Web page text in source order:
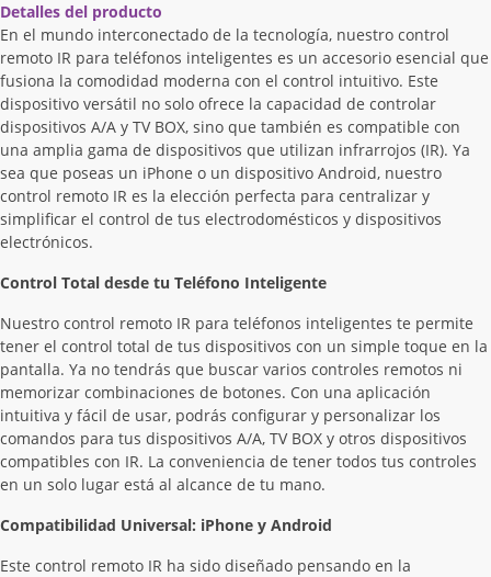
Detalles del producto
En el mundo interconectado de la tecnología, nuestro control
remoto IR para teléfonos inteligentes es un accesorio esencial que
fusiona la comodidad moderna con el control intuitivo. Este
dispositivo versátil no solo ofrece la capacidad de controlar
dispositivos A/A y TV BOX, sino que también es compatible con
una amplia gama de dispositivos que utilizan infrarrojos (IR). Ya
sea que poseas un iPhone o un dispositivo Android, nuestro
control remoto IR es la elección perfecta para centralizar y
simplificar el control de tus electrodomésticos y dispositivos
electrónicos.
Control Total desde tu Teléfono Inteligente
Nuestro control remoto IR para teléfonos inteligentes te permite
tener el control total de tus dispositivos con un simple toque en la
pantalla. Ya no tendrás que buscar varios controles remotos ni
memorizar combinaciones de botones. Con una aplicación
intuitiva y fácil de usar, podrás configurar y personalizar los
comandos para tus dispositivos A/A, TV BOX y otros dispositivos
compatibles con IR. La conveniencia de tener todos tus controles
en un solo lugar está al alcance de tu mano.
Compatibilidad Universal: iPhone y Android
Este control remoto IR ha sido diseñado pensando en la